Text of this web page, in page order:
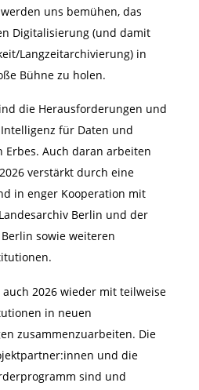
uns bemühen, das
Digitalisierung (und damit
Langzeitarchivierung) in
Bühne zu holen.
die Herausforderungen und
für Daten und
Auch daran arbeiten
verstärkt durch eine
in enger Kooperation mit
Berlin und der
sowie weiteren
2026 wieder mit teilweise
in neuen
zusammenzuarbeiten. Die
und die
sind und